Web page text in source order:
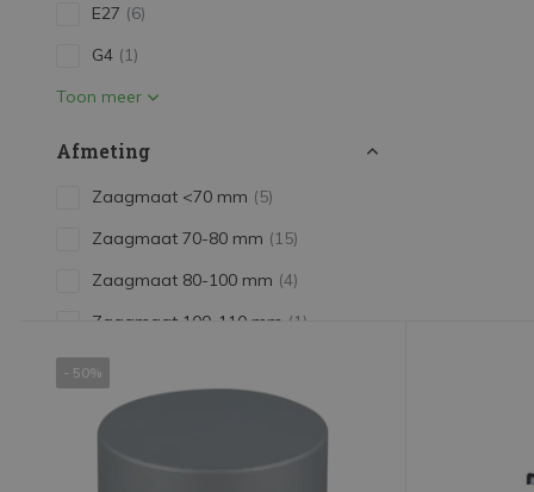
E27 (6)
G4 (1)
Toon meer
Afmeting
Zaagmaat <70 mm (5)
Zaagmaat 70-80 mm (15)
Zaagmaat 80-100 mm (4)
Zaagmaat 100-110 mm (1)
Lengte 30 cm
Lengte 60 cm
- 50%